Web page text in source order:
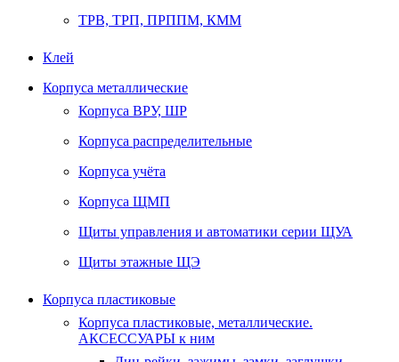
ТРВ, ТРП, ПРППМ, КММ
Клей
Корпуса металлические
Корпуса ВРУ, ШР
Корпуса распределительные
Корпуса учёта
Корпуса ЩМП
Щиты управления и автоматики серии ЩУА
Щиты этажные ЩЭ
Корпуса пластиковые
Корпуса пластиковые, металлические.
АКСЕССУАРЫ к ним